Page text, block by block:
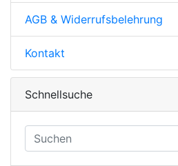
AGB & Widerrufsbelehrung
Kontakt
Schnellsuche